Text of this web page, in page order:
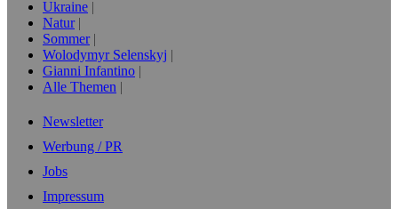
Ukraine
Natur
Sommer
Wolodymyr Selenskyj
Gianni Infantino
Alle Themen
Newsletter
Werbung / PR
Jobs
Impressum